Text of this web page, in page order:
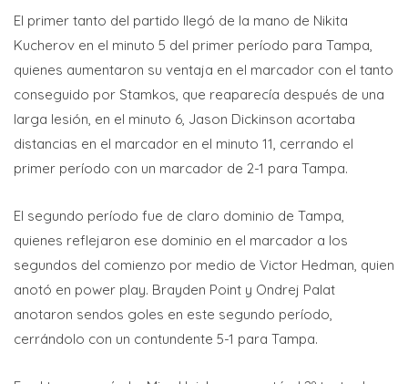
El primer tanto del partido llegó de la mano de Nikita
Kucherov en el minuto 5 del primer período para Tampa,
quienes aumentaron su ventaja en el marcador con el tanto
conseguido por Stamkos, que reaparecía después de una
larga lesión, en el minuto 6, Jason Dickinson acortaba
distancias en el marcador en el minuto 11, cerrando el
primer período con un marcador de 2-1 para Tampa.
El segundo período fue de claro dominio de Tampa,
quienes reflejaron ese dominio en el marcador a los
segundos del comienzo por medio de Victor Hedman, quien
anotó en power play. Brayden Point y Ondrej Palat
anotaron sendos goles en este segundo período,
cerrándolo con un contundente 5-1 para Tampa.